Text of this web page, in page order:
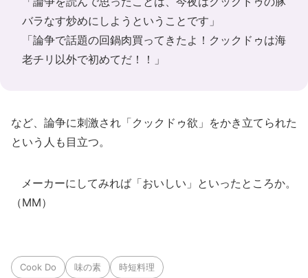
バラなす炒めにしようということです」
「論争で話題の回鍋肉買ってきたよ！クックドゥは海
老チリ以外で初めてだ！！」
など、論争に刺激され「クックドゥ欲」をかき立てられた
という人も目立つ。
メーカーにしてみれば「おいしい」といったところか。
（MM）
Cook Do 味の素 時短料理